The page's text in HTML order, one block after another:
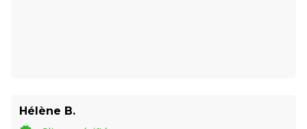
Hélène B.